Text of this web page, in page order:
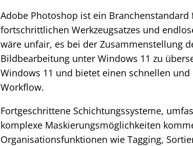
Adobe Photoshop ist ein
fortschrittlichen Werkzeugsatzes und
wäre unfair, es bei der Zusammenstellung
Bildbearbeitung unter Windows 11 zu
Windows 11 und bietet einen schnellen
Workflow.
Fortgeschrittene Schichtungssysteme,
komplexe Maskierungsmöglichkeiten
Organisationsfunktionen wie Tagging,